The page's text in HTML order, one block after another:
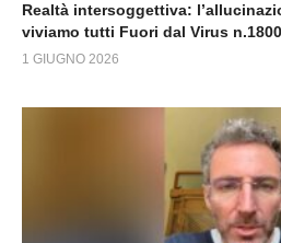
Realtà intersoggettiva:
viviamo tutti Fuori dal Virus
1 GIUGNO 2026